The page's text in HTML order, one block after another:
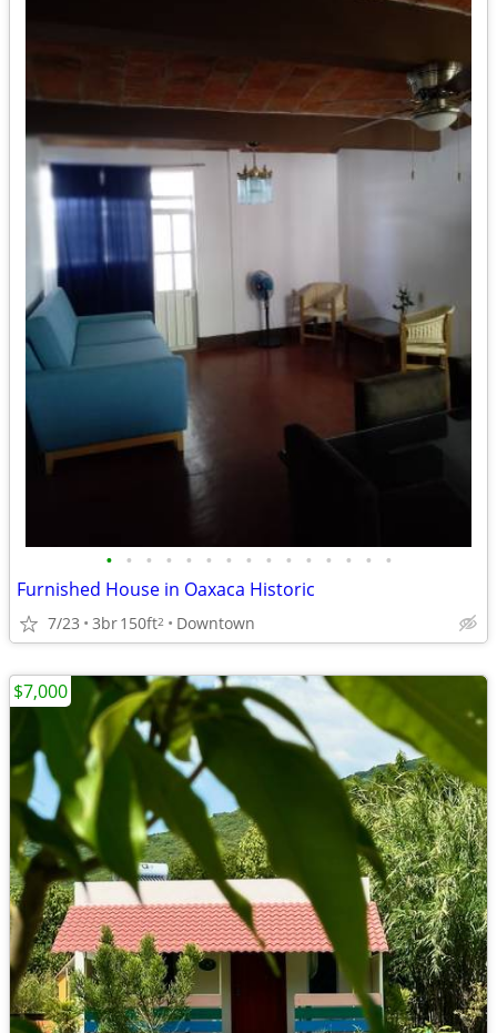
• • • • • • • • • • • • • • •
Furnished House in Oaxaca Historic
7/23 3br150ft2 Downtown
$7,000